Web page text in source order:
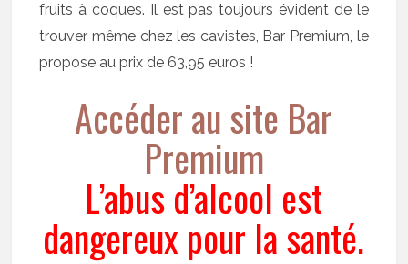
fruits à coques. Il est pas toujours évident de le
trouver même chez les cavistes, Bar Premium, le
propose au prix de 63,95 euros !
Accéder au site Bar
Premium
L’abus d’alcool est
dangereux pour la santé.